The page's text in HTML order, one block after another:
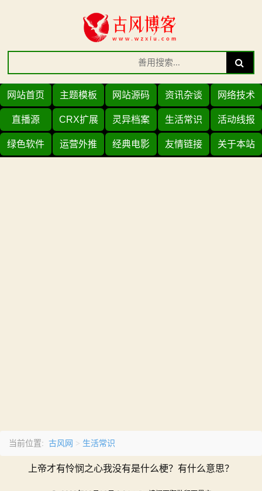
Search
for:
Search
网站首页 主题模板 网站源码 资讯杂谈 网络技术
直播源 CRX扩展 灵异档案 生活常识 活动线报
绿色软件 运营外推 经典电影 友情链接 关于本站
当前位置: 古风网 > 生活常识
上帝才有怜悯之心我没有是什么梗？有什么意思？